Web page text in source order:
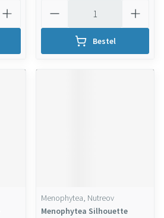
Bestel
Menophytea, Nutreov
Menophytea Silhouette